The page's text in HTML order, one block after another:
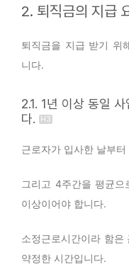
2. 퇴직금의 지급
퇴직금을 지급 받기 위
니다.
2.1. 1년 이상 동일
다.
근로자가 입사한 날부
그리고 4주간을 평균
이상이어야 합니다.
소정근로시간이라 함은
약정한 시간입니다.